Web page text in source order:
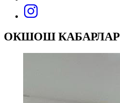
ОКШОШ КАБАРЛАР